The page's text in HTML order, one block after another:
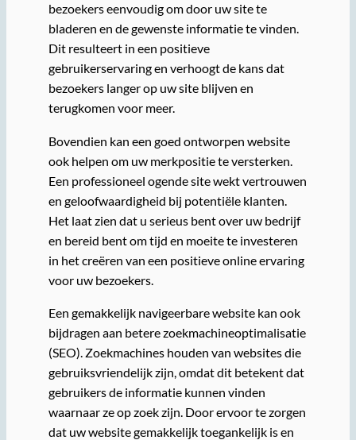
bezoekers eenvoudig om door uw site te
bladeren en de gewenste informatie te vinden.
Dit resulteert in een positieve
gebruikerservaring en verhoogt de kans dat
bezoekers langer op uw site blijven en
terugkomen voor meer.
Bovendien kan een goed ontworpen website
ook helpen om uw merkpositie te versterken.
Een professioneel ogende site wekt vertrouwen
en geloofwaardigheid bij potentiële klanten.
Het laat zien dat u serieus bent over uw bedrijf
en bereid bent om tijd en moeite te investeren
in het creëren van een positieve online ervaring
voor uw bezoekers.
Een gemakkelijk navigeerbare website kan ook
bijdragen aan betere zoekmachineoptimalisatie
(SEO). Zoekmachines houden van websites die
gebruiksvriendelijk zijn, omdat dit betekent dat
gebruikers de informatie kunnen vinden
waarnaar ze op zoek zijn. Door ervoor te zorgen
dat uw website gemakkelijk toegankelijk is en